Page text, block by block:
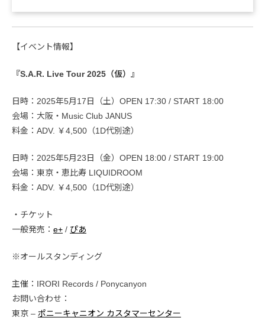
【イベント情報】
『S.A.R. Live Tour 2025（仮）』
日時：2025年5月17日（土）OPEN 17:30 / START 18:00
会場：大阪・Music Club JANUS
料金：ADV. ￥4,500（1D代別途）
日時：2025年5月23日（金）OPEN 18:00 / START 19:00
会場：東京・恵比寿 LIQUIDROOM
料金：ADV. ￥4,500（1D代別途）
・チケット
一般発売： e+ / ぴあ
※オールスタンディング
主催：IRORI Records / Ponycanyon
お問い合わせ：
東京 – ポニーキャニオン カスタマーセンター